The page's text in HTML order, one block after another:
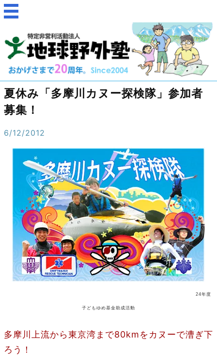
夏休み「多摩川カヌー探検隊」参加者
募集！
6/12/2012
24年度
子どもゆめ基金助成活動
多摩川上流から東京湾まで80kmをカヌーで漕ぎ下
ろう！